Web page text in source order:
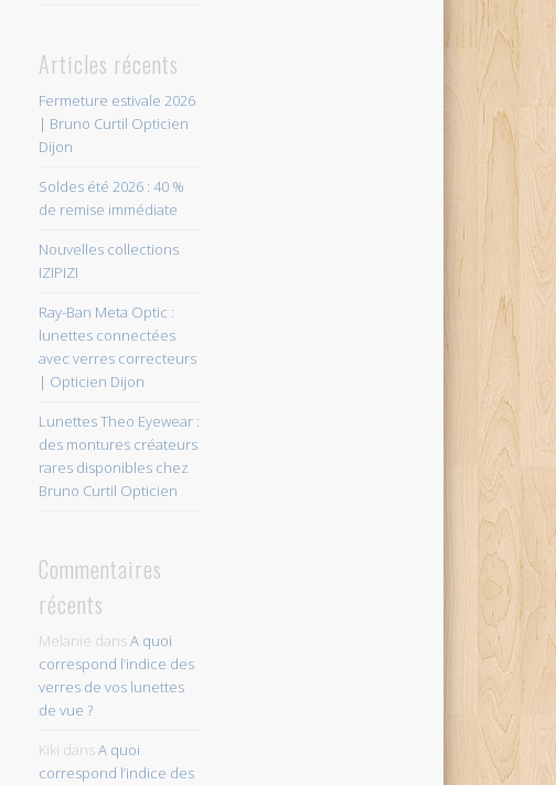
Articles récents
Fermeture estivale 2026
| Bruno Curtil Opticien
Dijon
Soldes été 2026 : 40 %
de remise immédiate
Nouvelles collections
IZIPIZI
Ray-Ban Meta Optic :
lunettes connectées
avec verres correcteurs
| Opticien Dijon
Lunettes Theo Eyewear :
des montures créateurs
rares disponibles chez
Bruno Curtil Opticien
Commentaires
récents
Melanie dansA quoi
correspond l’indice des
verres de vos lunettes
de vue ?
Kiki dansA quoi
correspond l’indice des